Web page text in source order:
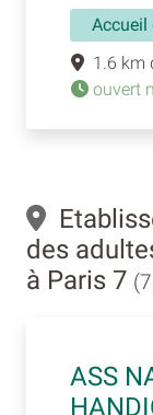
Accueil
1.6 km
ouvert
des
à Paris 7
ASS